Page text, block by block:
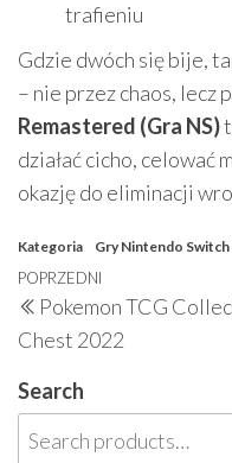
trafieniu
Gdzie dwóch się bije,
– nie przez chaos, lecz
Remastered (Gra NS)
działać cicho, celować
okazję do eliminacji
Kategoria Gry Nintendo Switch
Nawigacja
wpisu
Poprzedni
wpis
POPRZEDNI
Pokemon TCG
Chest 2022
Search